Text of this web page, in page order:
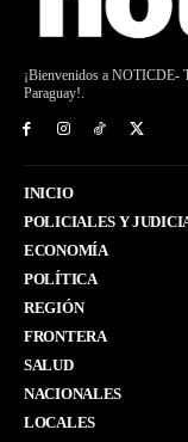
¡Bienvenidos a NOTICDE-
Paraguay!.
INICIO
POLICIALES Y
ECONOMÍA
POLÍTICA
REGIÓN
FRONTERA
SALUD
NACIONALES
LOCALES